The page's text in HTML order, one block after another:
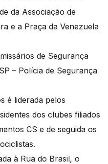
da Associação de
e a Praça da Venezuela
de Segurança
– Polícia de Segurança
é liderada pelos
dos clubes filiados
CS e de seguida os
à Rua do Brasil, o